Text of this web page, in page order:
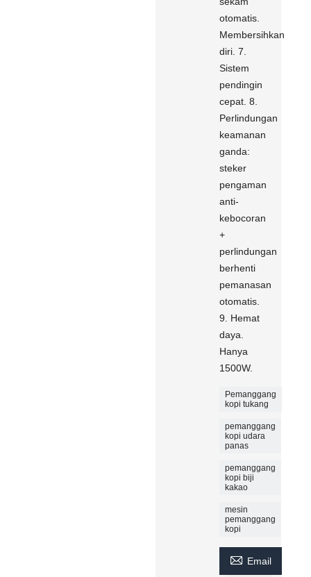
otomatis.
Membersihkan
diri. 7.
Sistem
pendingin
cepat. 8.
Perlindungan
keamanan
ganda:
steker
pengaman
anti-
kebocoran
+
perlindungan
berhenti
pemanasan
otomatis.
9. Hemat
daya.
Hanya
1500W.
Pemanggang
kopi tukang
pemanggang
kopi udara
panas
pemanggang
kopi biji
kakao
mesin
pemanggang
kopi
 Email